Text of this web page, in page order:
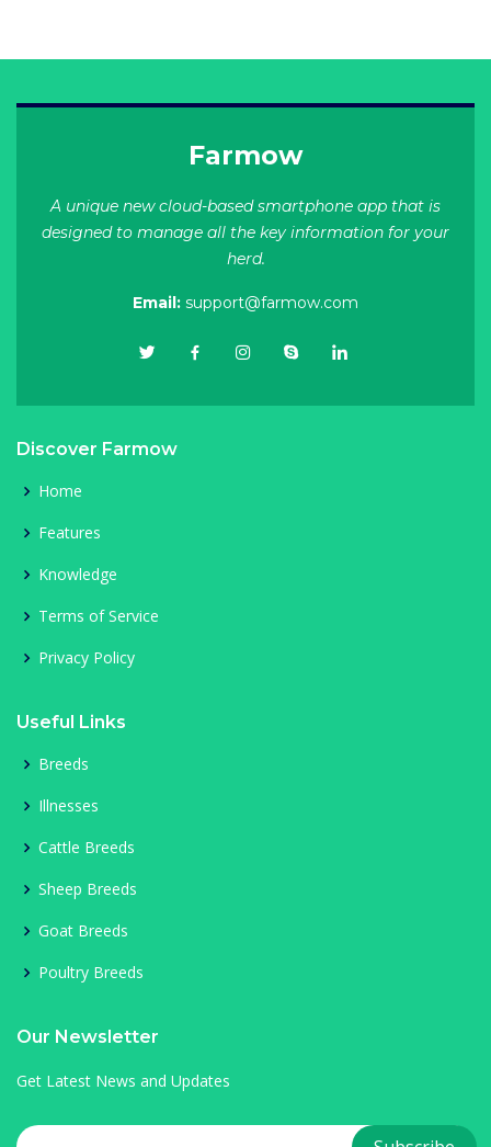
Farmow
A unique new cloud-based smartphone app that is
designed to manage all the key information for your
herd.
Email: support@farmow.com
Discover Farmow
Home
Features
Knowledge
Terms of Service
Privacy Policy
Useful Links
Breeds
Illnesses
Cattle Breeds
Sheep Breeds
Goat Breeds
Poultry Breeds
Our Newsletter
Get Latest News and Updates